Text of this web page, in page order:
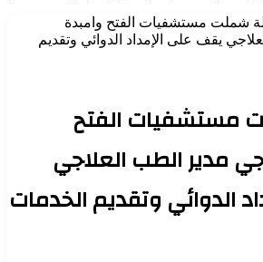
شملت مستشفيات الفتح وامبدة
يقف على الإمداد الدوائي وتقديم
مستشفيات الفتح
مدير الطب العلاجي
الدوائي وتقديم الخدمات